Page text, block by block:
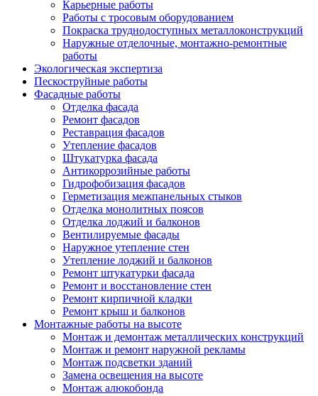
Карьерные работы
Работы с тросовым оборудованием
Покраска труднодоступных металлоконструкций
Наружные отделочные, монтажно-ремонтные
работы
Экологическая экспертиза
Пескоструйные работы
Фасадные работы
Отделка фасада
Ремонт фасадов
Реставрация фасадов
Утепление фасадов
Штукатурка фасада
Антикоррозийные работы
Гидрофобизация фасадов
Герметизация межпанельных стыков
Отделка монолитных поясов
Отделка лоджий и балконов
Вентилируемые фасады
Наружное утепление стен
Утепление лоджий и балконов
Ремонт штукатурки фасада
Ремонт и восстановление стен
Ремонт кирпичной кладки
Ремонт крыш и балконов
Монтажные работы на высоте
Монтаж и демонтаж металлических конструкций
Монтаж и ремонт наружной рекламы
Монтаж подсветки зданий
Замена освещения на высоте
Монтаж алюкобонда